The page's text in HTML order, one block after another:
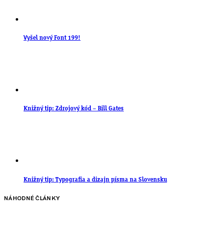
Vyšel nový Font 199!
Knižný tip: Zdrojový kód – Bill Gates
Knižný tip: Typografia a dizajn písma na Slovensku
NÁHODNÉ ČLÁNKY